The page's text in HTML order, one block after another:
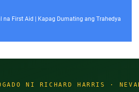
na First Aid | Kapag Dumating ang Trahedya
NI RICHARD HARRIS ·